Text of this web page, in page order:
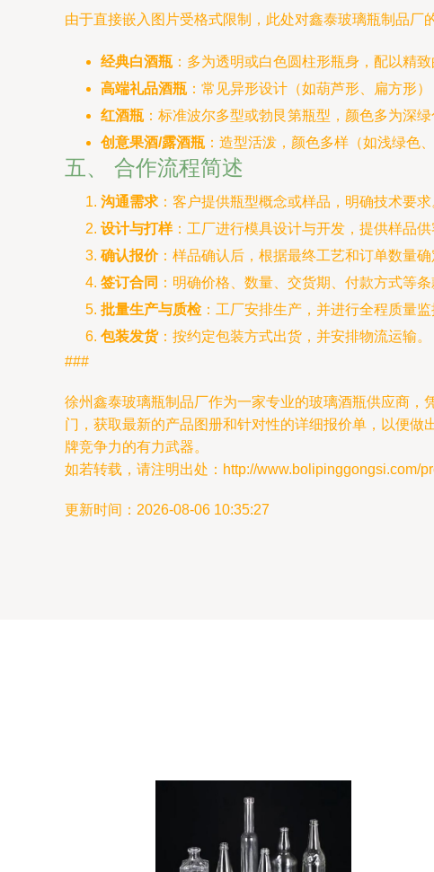
由于直接嵌入图片受格式限制，此处对鑫泰玻璃瓶制品
经典白酒瓶 ：多为透明或白色圆柱形瓶身，配以精
高端礼品酒瓶 ：常见异形设计（如葫芦形、扁方形
红酒瓶 ：标准波尔多型或勃艮第瓶型，颜色多为深
创意果酒/露酒瓶 ：造型活泼，颜色多样（如浅绿色
五、 合作流程简述
沟通需求 ：客户提供瓶型概念或样品，明确技术要求
设计与打样：工厂进行模具设计与开发，提供样品供
确认报价：样品确认后，根据最终工艺和订单数量确
签订合同 ：明确价格、数量、交货期、付款方式等条
批量生产与质检：工厂安排生产，并进行全程质量监
包装发货：按约定包装方式出货，并安排物流运输。
###
徐州鑫泰玻璃瓶制品厂作为一家专业的玻璃酒瓶供应商
门，获取最新的产品图册和针对性的详细报价单，以便
牌竞争力的有力武器。
如若转载，请注明出处：http://www.bolipinggongsi.com/
更新时间：2026-08-06 10:35:27